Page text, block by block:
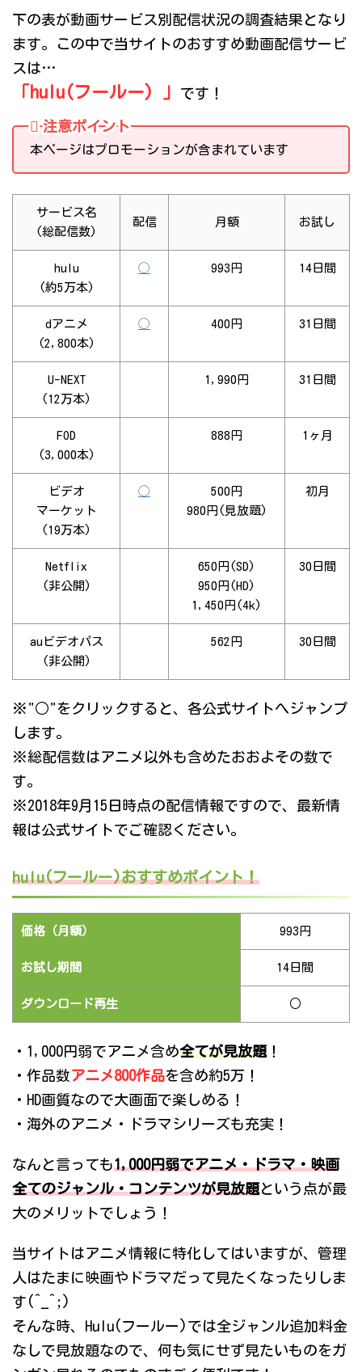
下の表が動画サービス別配信状況の調査結果となり
ます。この中で当サイトのおすすめ動画配信サービ
スは…
「hulu(フールー) 」 です！
注意ポイント
本ページはプロモーションが含まれています
サービス名
(総配信数)
配信 月額 お試し
hulu
(約5万本)
◯ 993円 14日間
dアニメ
(2,800本)
◯ 400円 31日間
U-NEXT
(12万本)
1,990円 31日間
FOD
(3,000本)
888円 1ヶ月
ビデオ
マーケット
(19万本)
◯
500円
980円(見放題)
初月
Netflix
(非公開)
650円(SD)
950円(HD)
1,450円(4k)
30日間
auビデオパス
(非公開)
562円 30日間
※"○"をクリックすると、各公式サイトへジャンプ
します。
※総配信数はアニメ以外も含めたおおよその数で
す。
※2018年9月15日時点の配信情報ですので、最新情
報は公式サイトでご確認ください。
hulu(フールー)おすすめポイント！
価格（月額） 993円
お試し期間 14日間
ダウンロード再生 ○
・1,000円弱でアニメ含め全てが見放題！
・作品数アニメ800作品を含め約5万！
・HD画質なので大画面で楽しめる！
・海外のアニメ・ドラマシリーズも充実！
なんと言っても1,000円弱でアニメ・ドラマ・映画
全てのジャンル・コンテンツが見放題という点が最
大のメリットでしょう！
当サイトはアニメ情報に特化してはいますが、管理
人はたまに映画やドラマだって見たくなったりしま
す(^_^;)
そんな時、Hulu(フールー)では全ジャンル追加料金
なしで見放題なので、何も気にせず見たいものをガ